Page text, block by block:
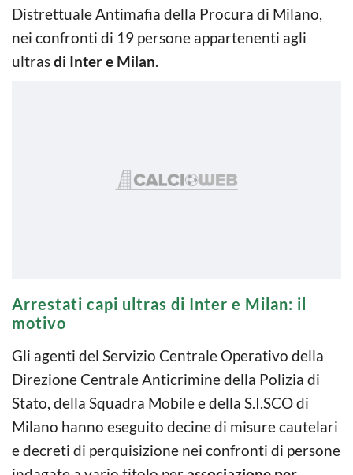
Distrettuale Antimafia della Procura di Milano,
nei confronti di 19 persone appartenenti agli
ultrasdi Inter e Milan.
Arrestati capi ultras di Inter e Milan: il
motivo
Gli agenti del Servizio Centrale Operativo della
Direzione Centrale Anticrimine della Polizia di
Stato, della Squadra Mobile e della S.I.SCO di
Milano hanno eseguito decine di misure cautelari
e decreti di perquisizione nei confronti di persone